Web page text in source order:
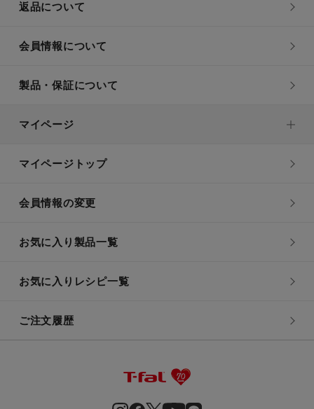
返品について
会員情報について
製品・保証について
マイページ
マイページトップ
会員情報の変更
お気に入り製品一覧
お気に入りレシピ一覧
ご注文履歴